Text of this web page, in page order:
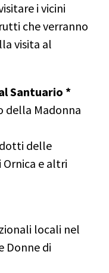
i vicini
che verranno
visita al
Santuario *
della Madonna
delle
e altri
locali nel
Donne di